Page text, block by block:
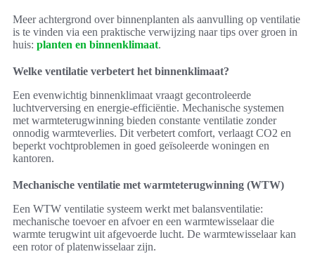
Meer achtergrond over binnenplanten als aanvulling op ventilatie
is te vinden via een praktische verwijzing naar tips over groen in
huis: planten en binnenklimaat.
Welke ventilatie verbetert het binnenklimaat?
Een evenwichtig binnenklimaat vraagt gecontroleerde
luchtverversing en energie-efficiëntie. Mechanische systemen
met warmteterugwinning bieden constante ventilatie zonder
onnodig warmteverlies. Dit verbetert comfort, verlaagt CO2 en
beperkt vochtproblemen in goed geïsoleerde woningen en
kantoren.
Mechanische ventilatie met warmteterugwinning (WTW)
Een WTW ventilatie systeem werkt met balansventilatie:
mechanische toevoer en afvoer en een warmtewisselaar die
warmte terugwint uit afgevoerde lucht. De warmtewisselaar kan
een rotor of platenwisselaar zijn.